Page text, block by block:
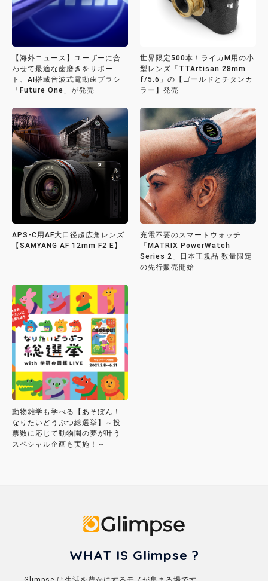
【海外ニュース】ユーザーに合
わせて最適な歯磨きをサポー
ト、AI搭載音波式電動歯ブラシ
「Future One」が発売
世界限定500本！ライカM用の小
型レンズ「TTArtisan 28mm
f/5.6」の【ゴールドとチタンカ
ラー】発売
APS-C用AF大口径超広角レンズ
【SAMYANG AF 12mm F2 E】
充電不要のスマートウォッチ
「MATRIX PowerWatch
Series 2」日本正規品 数量限定
の先行販売開始
動物雑学も学べる【あそぼん！
なりたいどうぶつ総選挙】～投
票数に応じて動物園の夢が叶う
スペシャル企画も実施！～
WHAT IS Glimpse ?